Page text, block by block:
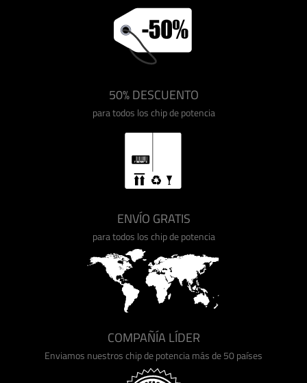
50% DESCUENTO
para todos los chip de potencia
ENVÍO GRATIS
para todos los chip de potencia
COMPAÑÍA LÍDER
Enviamos nuestros chip de potencia más de 50 países